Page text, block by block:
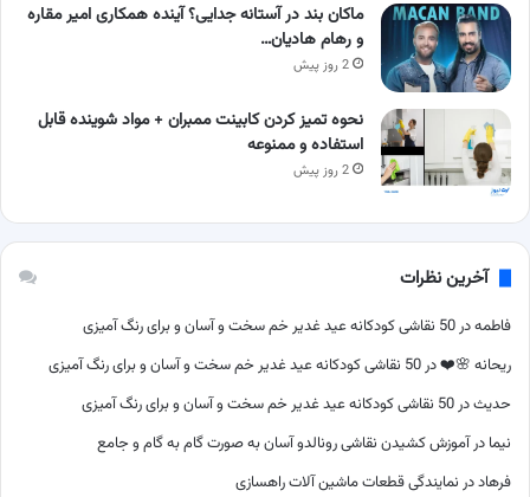
ماکان بند در آستانه جدایی؟ آینده همکاری امیر مقاره
و رهام هادیان…
2 روز پیش
نحوه تمیز کردن کابینت ممبران + مواد شوینده قابل
استفاده و ممنوعه
2 روز پیش
آخرین نظرات
فاطمهدر 50 نقاشی کودکانه عید غدیر خم سخت و آسان و برای رنگ آمیزی
ریحانه 🌸❤️در 50 نقاشی کودکانه عید غدیر خم سخت و آسان و برای رنگ آمیزی
حدیثدر 50 نقاشی کودکانه عید غدیر خم سخت و آسان و برای رنگ آمیزی
نیما درآموزش کشیدن نقاشی رونالدو آسان به صورت گام به گام و جامع
فرهاددر نمایندگی قطعات ماشین آلات راهسازی